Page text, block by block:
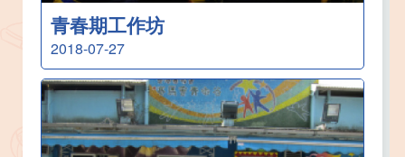
青春期工作坊
2018-07-27